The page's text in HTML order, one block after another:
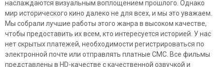
наслаждаются визуальным воплощением прошлого. Однако
мир исторического кино далеко не для всех, и мы это уважаем.
Мы собрали лучшие работы этого жанра в высоком качестве,
чтобы предоставить их всем, кто интересуется историей. У нас
нет скрытых платежей, необходимости регистрироваться по
электронной почте или отправлять платные СМС. Все фильмы
представлены в HD-качестве с качественной озвучкой и